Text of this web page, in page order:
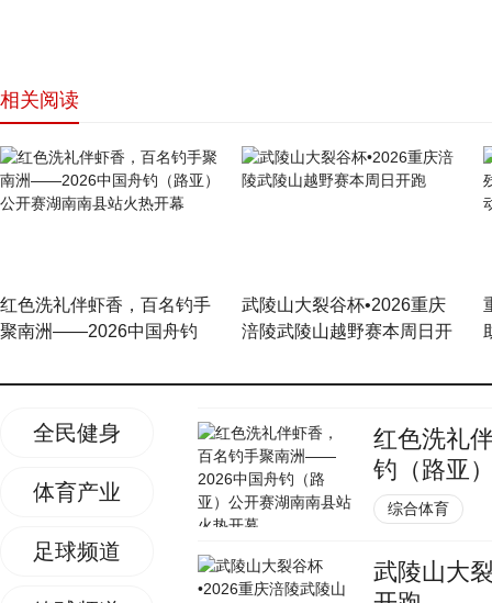
相关阅读
红色洗礼伴虾香，百名钓手
聚南洲——2026中国舟钓
火热开幕
武陵山大裂谷杯•2026重庆
涪陵武陵山越野赛本周日开
全民健身
体育产业
足球频道
红色洗礼
钓（路亚
综合体育
武陵山大